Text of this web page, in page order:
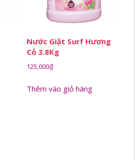
Nước Giặt Surf Hương
Cỏ 3.8Kg
125,000₫
Thêm vào giỏ hàng